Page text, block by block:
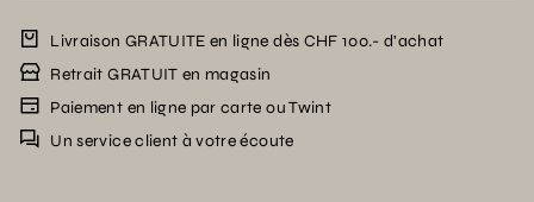
Livraison GRATUITE en ligne dès CHF 100.- d’achat
Retrait GRATUIT en magasin
Paiement en ligne par carte ou Twint
Un service client à votre écoute